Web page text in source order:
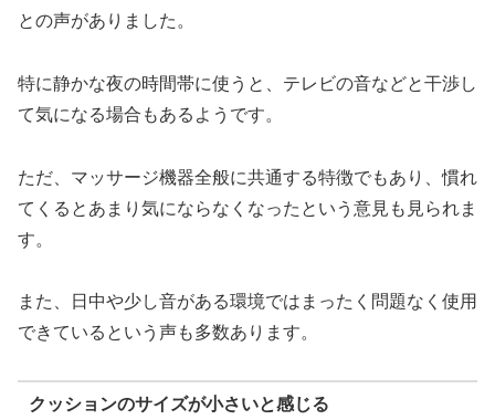
との声がありました。
特に静かな夜の時間帯に使うと、テレビの音などと干渉し
て気になる場合もあるようです。
ただ、マッサージ機器全般に共通する特徴でもあり、慣れ
てくるとあまり気にならなくなったという意見も見られま
す。
また、日中や少し音がある環境ではまったく問題なく使用
できているという声も多数あります。
クッションのサイズが小さいと感じる